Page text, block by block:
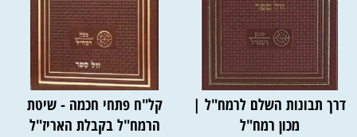
דרך תבונות השלם לרמח"ל |
מכון רמח"ל
קל"ח פתחי חכמה - שיטת
הרמח"ל בקבלת האריז"ל